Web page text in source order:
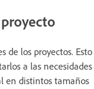
de los proyectos. Esto
a las necesidades
en distintos tamaños